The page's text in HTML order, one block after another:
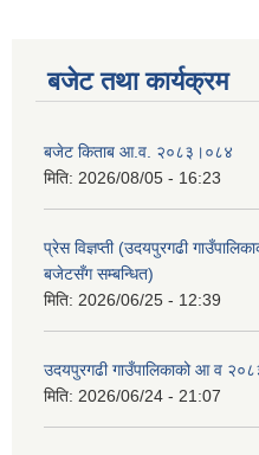
बजेट तथा कार्यक्रम
बजेट किताब आ.व. २०८३।०८४
मिति: 2026/08/05 - 16:23
प्रेस विज्ञप्ती (उदयपुरगढी
बजेटसँग सम्बन्धित)
मिति: 2026/06/25 - 12:39
उदयपुरगढी गाउँपालिकाको आ व
मिति: 2026/06/24 - 21:07